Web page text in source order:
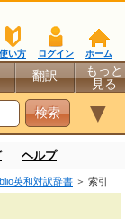
ホーム
ログイン
使い方
翻訳
もっと
見る
▼
ヘルプ
英和対訳辞書 ＞ 索引